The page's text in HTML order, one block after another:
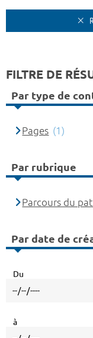
FILTRE DE
Par type de
Pages (1)
Par rubrique
Parcours du
Par date de
Du
à